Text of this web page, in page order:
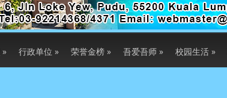
» 行政单位 » 荣誉金榜 » 吾爱吾师 » 校园生活 »